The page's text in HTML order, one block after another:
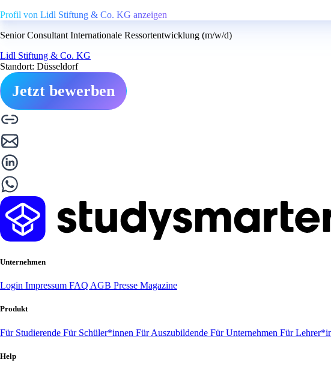
Profil von Lidl Stiftung & Co. KG anzeigen
Senior Consultant Internationale Ressortentwicklung (m/w/d)
Lidl Stiftung & Co. KG
Standort: Düsseldorf
Jetzt bewerben
Unternehmen
Login Impressum FAQ AGB Presse Magazine
Produkt
Für Studierende Für Schüler*innen Für Auszubildende Für Unternehmen Für
Help